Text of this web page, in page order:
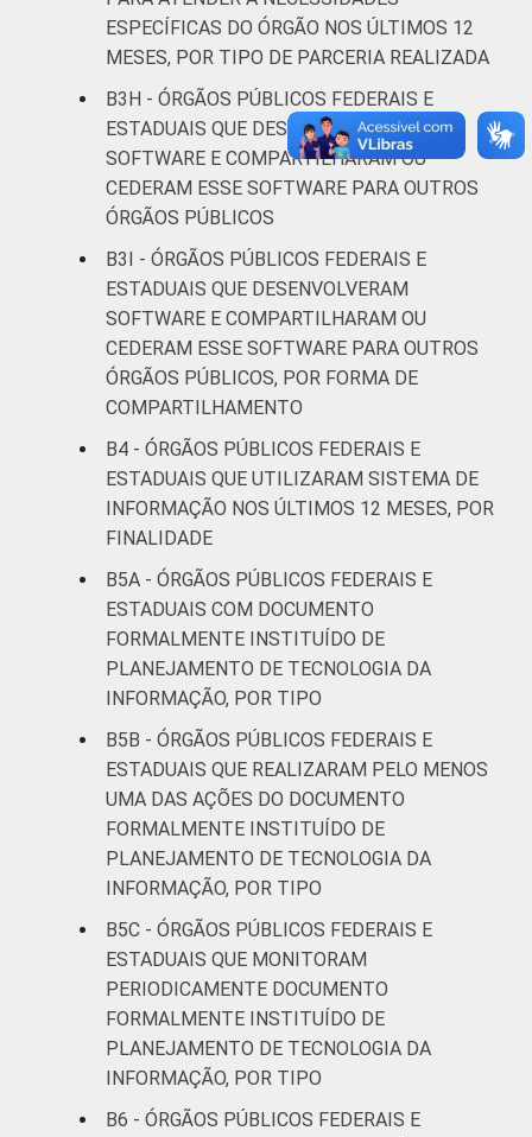
ESPECÍFICAS DO ÓRGÃO NOS ÚLTIMOS 12
MESES, POR TIPO DE PARCERIA REALIZADA
B3H - ÓRGÃOS PÚBLICOS FEDERAIS E
ESTADUAIS QUE DESENVOLVERAM
SOFTWARE E COMPARTILHARAM OU
CEDERAM ESSE SOFTWARE PARA OUTROS
ÓRGÃOS PÚBLICOS
B3I - ÓRGÃOS PÚBLICOS FEDERAIS E
ESTADUAIS QUE DESENVOLVERAM
SOFTWARE E COMPARTILHARAM OU
CEDERAM ESSE SOFTWARE PARA OUTROS
ÓRGÃOS PÚBLICOS, POR FORMA DE
COMPARTILHAMENTO
B4 - ÓRGÃOS PÚBLICOS FEDERAIS E
ESTADUAIS QUE UTILIZARAM SISTEMA DE
INFORMAÇÃO NOS ÚLTIMOS 12 MESES, POR
FINALIDADE
B5A - ÓRGÃOS PÚBLICOS FEDERAIS E
ESTADUAIS COM DOCUMENTO
FORMALMENTE INSTITUÍDO DE
PLANEJAMENTO DE TECNOLOGIA DA
INFORMAÇÃO, POR TIPO
B5B - ÓRGÃOS PÚBLICOS FEDERAIS E
ESTADUAIS QUE REALIZARAM PELO MENOS
UMA DAS AÇÕES DO DOCUMENTO
FORMALMENTE INSTITUÍDO DE
PLANEJAMENTO DE TECNOLOGIA DA
INFORMAÇÃO, POR TIPO
B5C - ÓRGÃOS PÚBLICOS FEDERAIS E
ESTADUAIS QUE MONITORAM
PERIODICAMENTE DOCUMENTO
FORMALMENTE INSTITUÍDO DE
PLANEJAMENTO DE TECNOLOGIA DA
INFORMAÇÃO, POR TIPO
B6 - ÓRGÃOS PÚBLICOS FEDERAIS E